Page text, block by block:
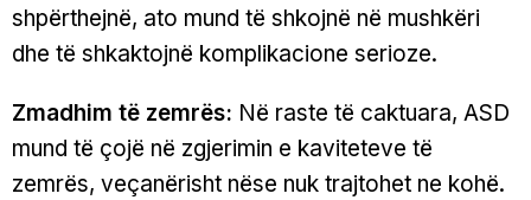
shpërthejnë, ato mund të shkojnë në mushkëri
dhe të shkaktojnë komplikacione serioze.
Zmadhim të zemrës: Në raste të caktuara, ASD
mund të çojë në zgjerimin e kaviteteve të
zemrës, veçanërisht nëse nuk trajtohet ne kohë.